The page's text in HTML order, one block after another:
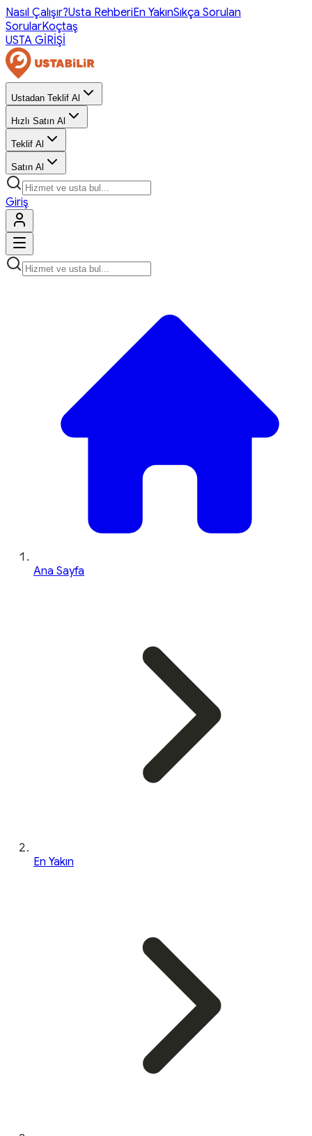
Nasıl Çalışır?Usta RehberiEn YakınSıkça Sorulan
SorularKoçtaş
USTA GİRİŞİ
Ustadan Teklif Al
Hızlı Satın Al
Teklif Al
Satın Al
Giriş
Ana Sayfa
En Yakın